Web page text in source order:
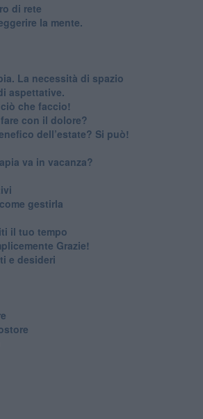
di rete
la mente.
La necessità di spazio
aspettative.
che faccio!
con il dolore?
dell’estate? Si può!
va in vacanza?
gestirla
il tuo tempo
Grazie!
e desideri